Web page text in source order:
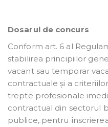
Dosarul de concurs
Conform art. 6 al
stabilirea principiilor
vacant sau temporar
contractuale și a
trepte profesionale
contractual din sectorul
publice, pentru